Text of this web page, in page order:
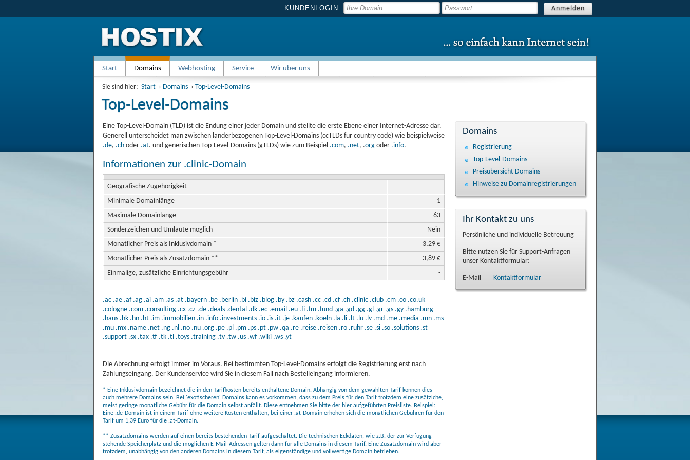
KUNDENLOGIN Anmelden
Start Domains Webhosting Service Wir über uns
Sie sind hier: Start › Domains › Top-Level-Domains
Top-Level-Domains
Eine Top-Level-Domain (TLD) ist die Endung einer jeder Domain und stellte die erste Ebene einer Internet-Adresse dar.
Generell unterscheidet man zwischen länderbezogenen Top-Level-Domains (ccTLDs für country code) wie beispielweise
.de, .ch oder .at. und generischen Top-Level-Domains (gTLDs) wie zum Beispiel .com, .net, .org oder .info.
Informationen zur .clinic-Domain
Geografische Zugehörigkeit
-
Minimale Domainlänge
1
Maximale Domainlänge
63
Sonderzeichen und Umlaute möglich
Nein
Monatlicher Preis als Inklusivdomain *
3,29 €
Monatlicher Preis als Zusatzdomain **
3,89 €
Einmalige, zusätzliche Einrichtungsgebühr
-
.ac .ae .af .ag .ai .am .as .at .bayern .be .berlin .bi .biz .blog .by .bz .cash .cc .cd .cf .ch .clinic .club .cm .co .co.uk
.cologne .com .consulting .cx .cz .de .deals .dental .dk .ec .email .eu .fi .fm .fund .ga .gd .gg .gl .gr .gs .gy .hamburg
.haus .hk .hn .ht .im .immobilien .in .info .investments .io .is .it .je .kaufen .koeln .la .li .lt .lu .lv .md .me .media .mn .ms
.mu .mx .name .net .ng .nl .no .nu .org .pe .pl .pm .ps .pt .pw .qa .re .reise .reisen .ro .ruhr .se .si .so .solutions .st
.support .sx .tax .tf .tk .tl .toys .training .tv .tw .us .wf .wiki .ws .yt
Die Abrechnung erfolgt immer im Voraus. Bei bestimmten Top-Level-Domains erfolgt die Registrierung erst nach
Zahlungseingang. Der Kundenservice wird Sie in diesem Fall nach Bestelleingang informieren.
* Eine Inklusivdomain bezeichnet die in den Tarifkosten bereits enthaltene Domain. Abhängig von dem gewählten Tarif können dies
auch mehrere Domains sein. Bei 'exotischeren' Domains kann es vorkommen, dass zu dem Preis für den Tarif trotzdem eine zusätzlche,
meist geringe monatliche Gebühr für die Domain selbst anfällt. Diese entnehmen Sie bitte der hier aufgeführten Preisliste. Beispiel:
Eine .de-Domain ist in einem Tarif ohne weitere Kosten enthalten, bei einer .at-Domain erhöhen sich die monatlichen Gebühren für den
Tarif um 1,39 Euro für die .at-Domain.
** Zusatzdomains werden auf einen bereits bestehenden Tarif aufgeschaltet. Die technischen Eckdaten, wie z.B. der zur Verfügung
stehende Speicherplatz und die möglichen E-Mail-Adressen gelten dann für alle Domains in diesem Tarif. Eine Zusatzdomain wird aber
trotzdem, unabhängig von den anderen Domains in diesem Tarif, als eigenständige und vollwertige Domain betrieben.
Domains
Registrierung
Top-Level-Domains
Preisübersicht Domains
Hinweise zu Domain­registrierungen
Ihr Kontakt zu uns
Persönliche und individuelle Betreuung
Bitte nutzen Sie für Support-Anfragen
unser Kontaktformular:
E-Mail Kontaktformular